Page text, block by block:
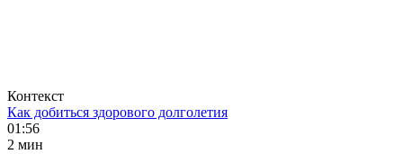
Контекст
Как добиться здорового долголетия
01:56
2 мин